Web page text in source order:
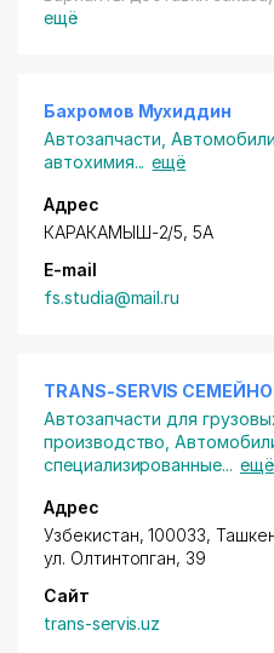
клиента!
ещё
Бахромов Мухиддин
Автозапчасти ,
автохимия... ещё
Адрес
КАРАКАМЫШ-2/5, 5А
E-mail
fs.studia@mail.ru
TRANS-SERVIS
Автозапчасти для
производство ,
специализированные... ещё
Адрес
Узбекистан, 100033,
ул. Олтинтопган, 39
Сайт
trans-servis.uz